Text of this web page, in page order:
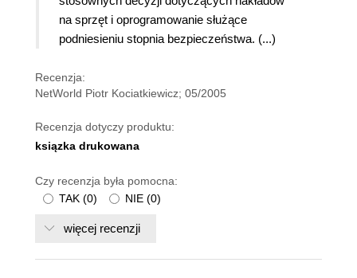
na sprzęt i oprogramowanie służące
podniesieniu stopnia bezpieczeństwa. (...)
Recenzja:
NetWorld Piotr Kociatkiewicz; 05/2005
Recenzja dotyczy produktu:
ksiązka drukowana
Czy recenzja była pomocna:
TAK (0) NIE (0)
więcej recenzji